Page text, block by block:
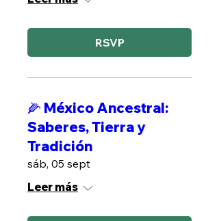
RSVP
🌽 México Ancestral:
Saberes, Tierra y
Tradición
sáb, 05 sept
Leer más